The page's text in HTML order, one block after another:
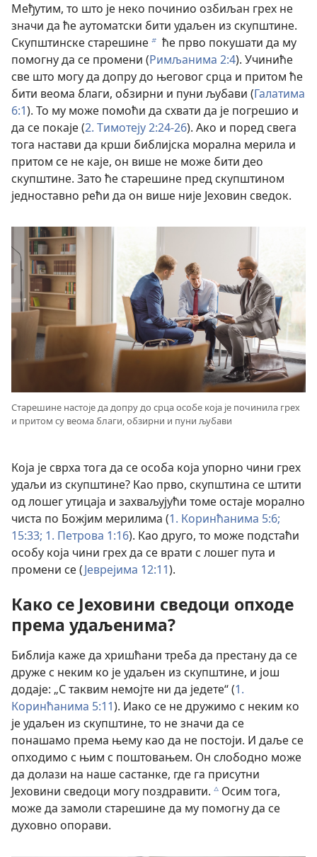
Међутим, то што је неко починио озбиљан грех не
значи да ће аутоматски бити удаљен из скупштине.
Скупштинске старешине b ће прво покушати да му
помогну да се промени (Римљанима 2:4). Учиниће
све што могу да допру до његовог срца и притом ће
бити веома благи, обзирни и пуни љубави (Галатима
6:1). То му може помоћи да схвати да је погрешио и
да се покаје (2. Тимотеју 2:24-26). Ако и поред свега
тога настави да крши библијска морална мерила и
притом се не каје, он више не може бити део
скупштине. Зато ће старешине пред скупштином
једноставно рећи да он више није Јеховин сведок.
Старешине настоје да допру до срца особе која је починила грех
и притом су веома благи, обзирни и пуни љубави
Која је сврха тога да се особа која упорно чини грех
удаљи из скупштине? Као прво, скупштина се штити
од лошег утицаја и захваљујући томе остаје морално
чиста по Божјим мерилима (1. Коринћанима 5:6;
15:33; 1. Петрова 1:16). Као друго, то може подстаћи
особу која чини грех да се врати с лошег пута и
промени се (Јеврејима 12:11).
Како се Јеховини сведоци опходе
према удаљенима?
Библија каже да хришћани треба да престану да се
друже с неким ко је удаљен из скупштине, и још
додаје: „С таквим немојте ни да једете“ (1.
Коринћанима 5:11). Иако се не дружимо с неким ко
је удаљен из скупштине, то не значи да се
понашамо према њему као да не постоји. И даље се
опходимо с њим с поштовањем. Он слободно може
да долази на наше састанке, где га присутни
Јеховини сведоци могу поздравити. c Осим тога,
може да замоли старешине да му помогну да се
духовно опорави.